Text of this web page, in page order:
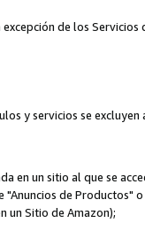
de los
y servicios se
en un sitio al que se
de Productos"
un Sitio de Amazon);